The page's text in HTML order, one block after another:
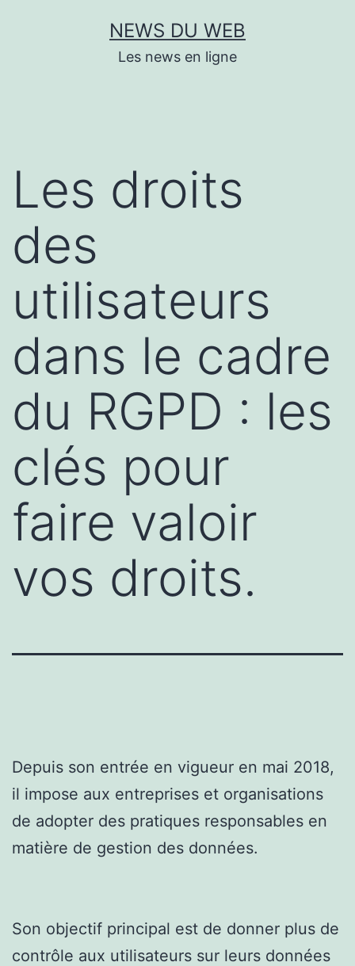
NEWS DU WEB
Les news en ligne
Les droits
des
utilisateurs
dans le cadre
du RGPD : les
clés pour
faire valoir
vos droits.
Depuis son entrée en vigueur en mai 2018,
il impose aux entreprises et organisations
de adopter des pratiques responsables en
matière de gestion des données.
Son objectif principal est de donner plus de
contrôle aux utilisateurs sur leurs données